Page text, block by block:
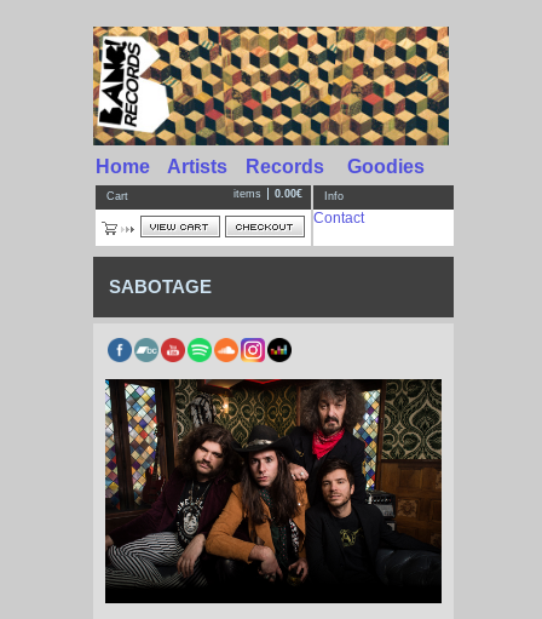
Home Artists Records Goodies
Cart items 0.00€ Info
Contact
SABOTAGE